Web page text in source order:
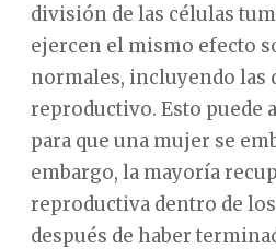
división de las células
ejercen el mismo efecto
normales, incluyendo las
reproductivo. Esto puede
para que una mujer se
embargo, la mayoría
reproductiva dentro de
después de haber